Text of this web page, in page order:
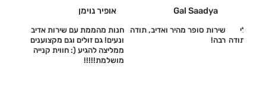
אופיר נוימן
חנות מהממת עם שירות אדיב
ונעים! גם זולים וגם מקצוענים
ממליצה להגיע (: חווית קנייה
מושלמת!!!!!‎
Gal Saadya
שירות סופר מהיר ואדיב, תודה
רבה!
לי
תודה